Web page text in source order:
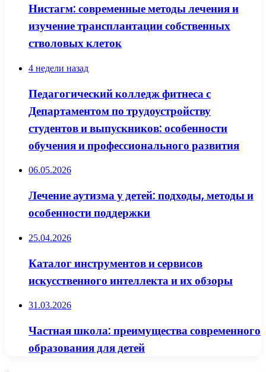
Нистагм: современные методы лечения и
изучение трансплантации собственных
стволовых клеток
4 недели назад
Педагогический колледж фитнеса с
Департаментом по трудоустройству
студентов и выпускников: особенности
обучения и профессионального развития
06.05.2026
Лечение аутизма у детей: подходы, методы и
особенности поддержки
25.04.2026
Каталог инструментов и сервисов
искусственного интеллекта и их обзоры
31.03.2026
Частная школа: преимущества современного
образования для детей